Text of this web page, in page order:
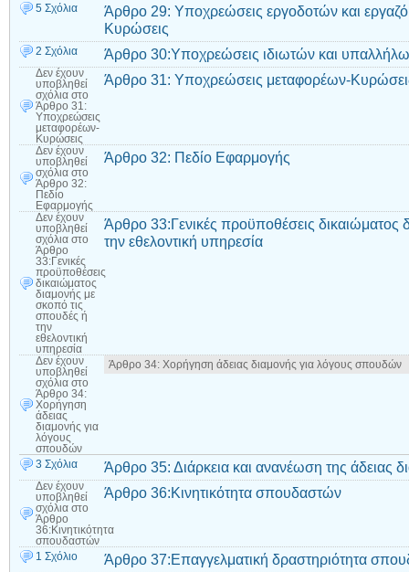
5 Σχόλια
Άρθρο 29: Υποχρεώσεις εργοδοτών και
Κυρώσεις
2 Σχόλια Άρθρο 30:Υποχρεώσεις ιδιωτών και
Δεν έχουν
υποβληθεί
σχόλια στο
Άρθρο 31:
Υποχρεώσεις
μεταφορέων-
Κυρώσεις
Άρθρο 31: Υποχρεώσεις μεταφορέων-
Δεν έχουν
υποβληθεί
σχόλια στο
Άρθρο 32:
Πεδίο
Εφαρμογής
Άρθρο 32: Πεδίο Εφαρμογής
Δεν έχουν
υποβληθεί
σχόλια στο
Άρθρο
33:Γενικές
προϋποθέσεις
δικαιώματος
διαμονής με
σκοπό τις
σπουδές ή
την
εθελοντική
υπηρεσία
Άρθρο 33:Γενικές προϋποθέσεις δικαιώματος
την εθελοντική υπηρεσία
Δεν έχουν
υποβληθεί
σχόλια στο
Άρθρο 34:
Χορήγηση
άδειας
διαμονής για
λόγους
σπουδών
Άρθρο 34: Χορήγηση άδειας διαμονής για λόγους σπουδών
3 Σχόλια Άρθρο 35: Διάρκεια και ανανέωση της άδειας
Δεν έχουν
υποβληθεί
σχόλια στο
Άρθρο
36:Κινητικότητα
σπουδαστών
Άρθρο 36:Κινητικότητα σπουδαστών
1 Σχόλιο Άρθρο 37:Επαγγελματική δραστηριότητα